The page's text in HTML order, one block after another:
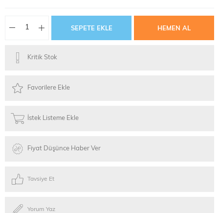
Kritik Stok
Favorilere Ekle
İstek Listeme Ekle
Fiyat Düşünce Haber Ver
Tavsiye Et
Yorum Yaz